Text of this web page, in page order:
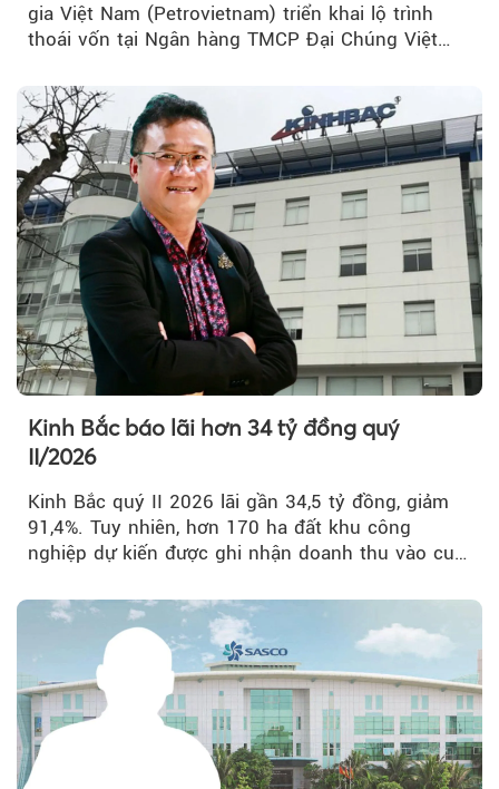
gia Việt Nam (Petrovietnam) triển khai lộ trình
thoái vốn tại Ngân hàng TMCP Đại Chúng Việt
Kinh Bắc báo lãi hơn 34 tỷ đồng quý
II/2026
Kinh Bắc quý II 2026 lãi gần 34,5 tỷ đồng, giảm
91,4%. Tuy nhiên, hơn 170 ha đất khu công
nghiệp dự kiến được ghi nhận doanh thu vào cuối